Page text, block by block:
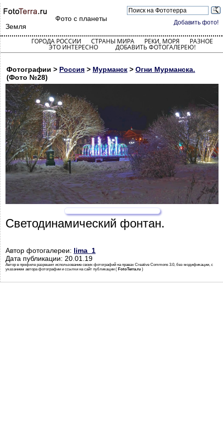
Добавить фото!
Фото с планеты
Земля
ГОРОДА РОССИИ СТРАНЫ МИРА РЕКИ, МОРЯ РАЗНОЕ
ЭТО ИНТЕРЕСНО ДОБАВИТЬ ФОТОГАЛЕРЕЮ!
Фотографии > Россия > Мурманск > Огни Мурманска.
(Фото №28)
Светодинамический фонтан.
Автор фотогалереи: lima_1
Дата публикации: 20.01.19
Автор в профиле разрешил использование своих фотографий на правах Creative Commons 3.0, без модификации, с
указанием автора фотографии и ссылки на сайт публикации ( FotoTerra.ru )